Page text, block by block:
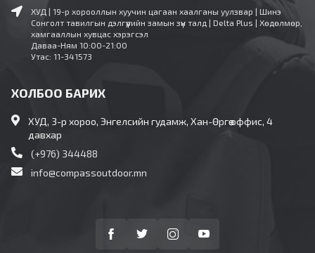
ХУД | 19-р хорооллын хуучин цагаан хаалганы уулзвар | Шинэ
Сонголт тавилгын дэлгүүрийн замын зүүн талд | Delta Plus | Хөдөлмөр,
хамгааллын хувцас хэрэгсэл
Даваа-Ням 10:00-21:00
Утас: 11-341573
ХОЛБОО БАРИХ
ХУД, 3-р хороо, Энгелсийн гудамж, Хан-Өргөө оффис, 4
давхар
(+976) 344488
info@compassoutdoor.mn